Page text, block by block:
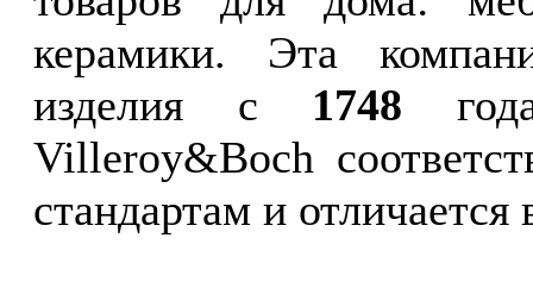
керамики. Эта
изделия с 1748
Villeroy&Boch
стандартам и